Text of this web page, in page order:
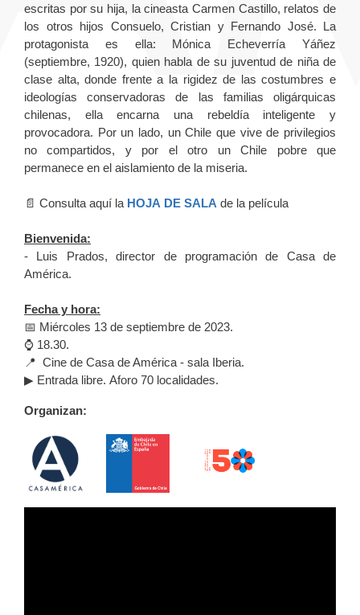
escritas por su hija, la cineasta Carmen Castillo, relatos de
los otros hijos Consuelo, Cristian y Fernando José. La
protagonista es ella: Mónica Echeverría Yáñez
(septiembre, 1920), quien habla de su juventud de niña de
clase alta, donde frente a la rigidez de las costumbres e
ideologías conservadoras de las familias oligárquicas
chilenas, ella encarna una rebeldía inteligente y
provocadora. Por un lado, un Chile que vive de privilegios
no compartidos, y por el otro un Chile pobre que
permanece en el aislamiento de la miseria.
📄 Consulta aquí la HOJA DE SALA de la película
Bienvenida:
- Luis Prados, director de programación de Casa de
América.
Fecha y hora:
📅 Miércoles 13 de septiembre de 2023.
⌚ 18.30.
📍 Cine de Casa de América - sala Iberia.
▶ Entrada libre. Aforo 70 localidades.
Organizan: